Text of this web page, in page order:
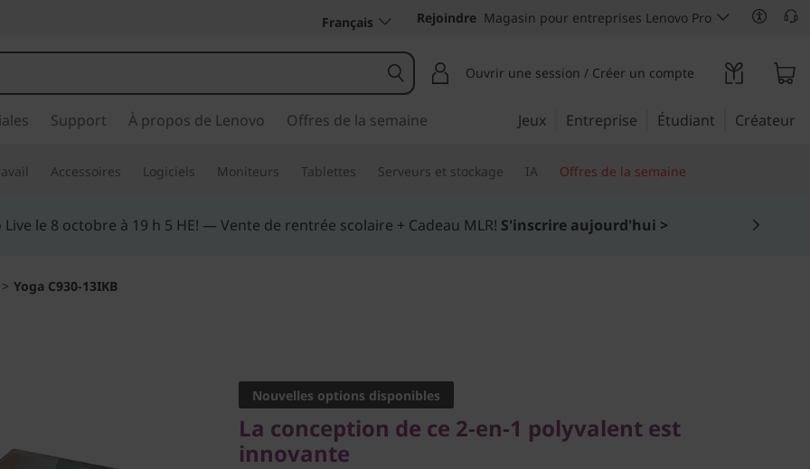
Français Rejoindre Magasin pour entreprises Lenovo Pro
Ouvrir une session / Créer un compte
Support À propos de Lenovo Offres de la semaine Jeux Entreprise Étudiant Créateur
Accessoires Logiciels Moniteurs Tablettes Serveurs et stockage IA Offres de la semaine
plus intelligemment. Payez au fil du temps.En savoir plus >
> Yoga C930-13IKB
innovante
Yoga C930-13IKB
Nouvelles options disponibles
La conception de ce 2-en-1 polyvalent est
innovante